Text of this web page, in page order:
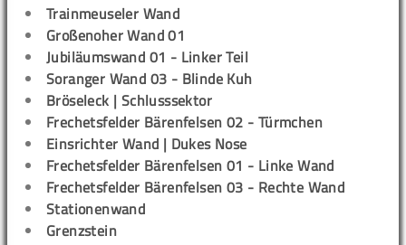
Trainmeuseler Wand
Großenoher Wand 01
Jubiläumswand 01 - Linker Teil
Soranger Wand 03 - Blinde Kuh
Bröseleck | Schlusssektor
Frechetsfelder Bärenfelsen 02 - Türmchen
Einsrichter Wand | Dukes Nose
Frechetsfelder Bärenfelsen 01 - Linke Wand
Frechetsfelder Bärenfelsen 03 - Rechte Wand
Stationenwand
Grenzstein